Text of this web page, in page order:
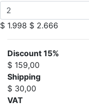
$ 1.998 $ 2.666
Discount 15%
$ 159,00
Shipping
$ 30,00
VAT